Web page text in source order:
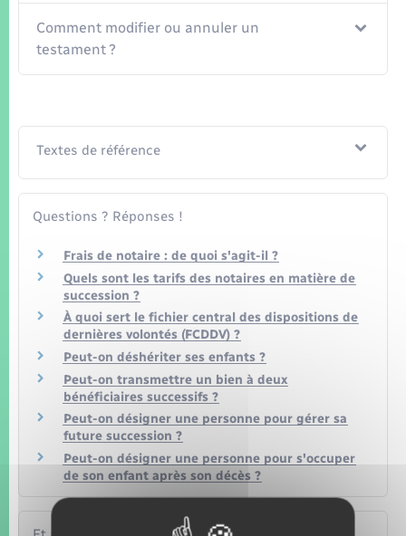
Comment modifier ou annuler un
testament ?
Textes de référence
Questions ? Réponses !
Frais de notaire : de quoi s'agit-il ?
Quels sont les tarifs des notaires en matière de
succession ?
À quoi sert le fichier central des dispositions de
dernières volontés (FCDDV) ?
Peut-on déshériter ses enfants ?
Peut-on transmettre un bien à deux
bénéficiaires successifs ?
Peut-on désigner une personne pour gérer sa
future succession ?
Peut-on désigner une personne pour s'occuper
de son enfant après son décès ?